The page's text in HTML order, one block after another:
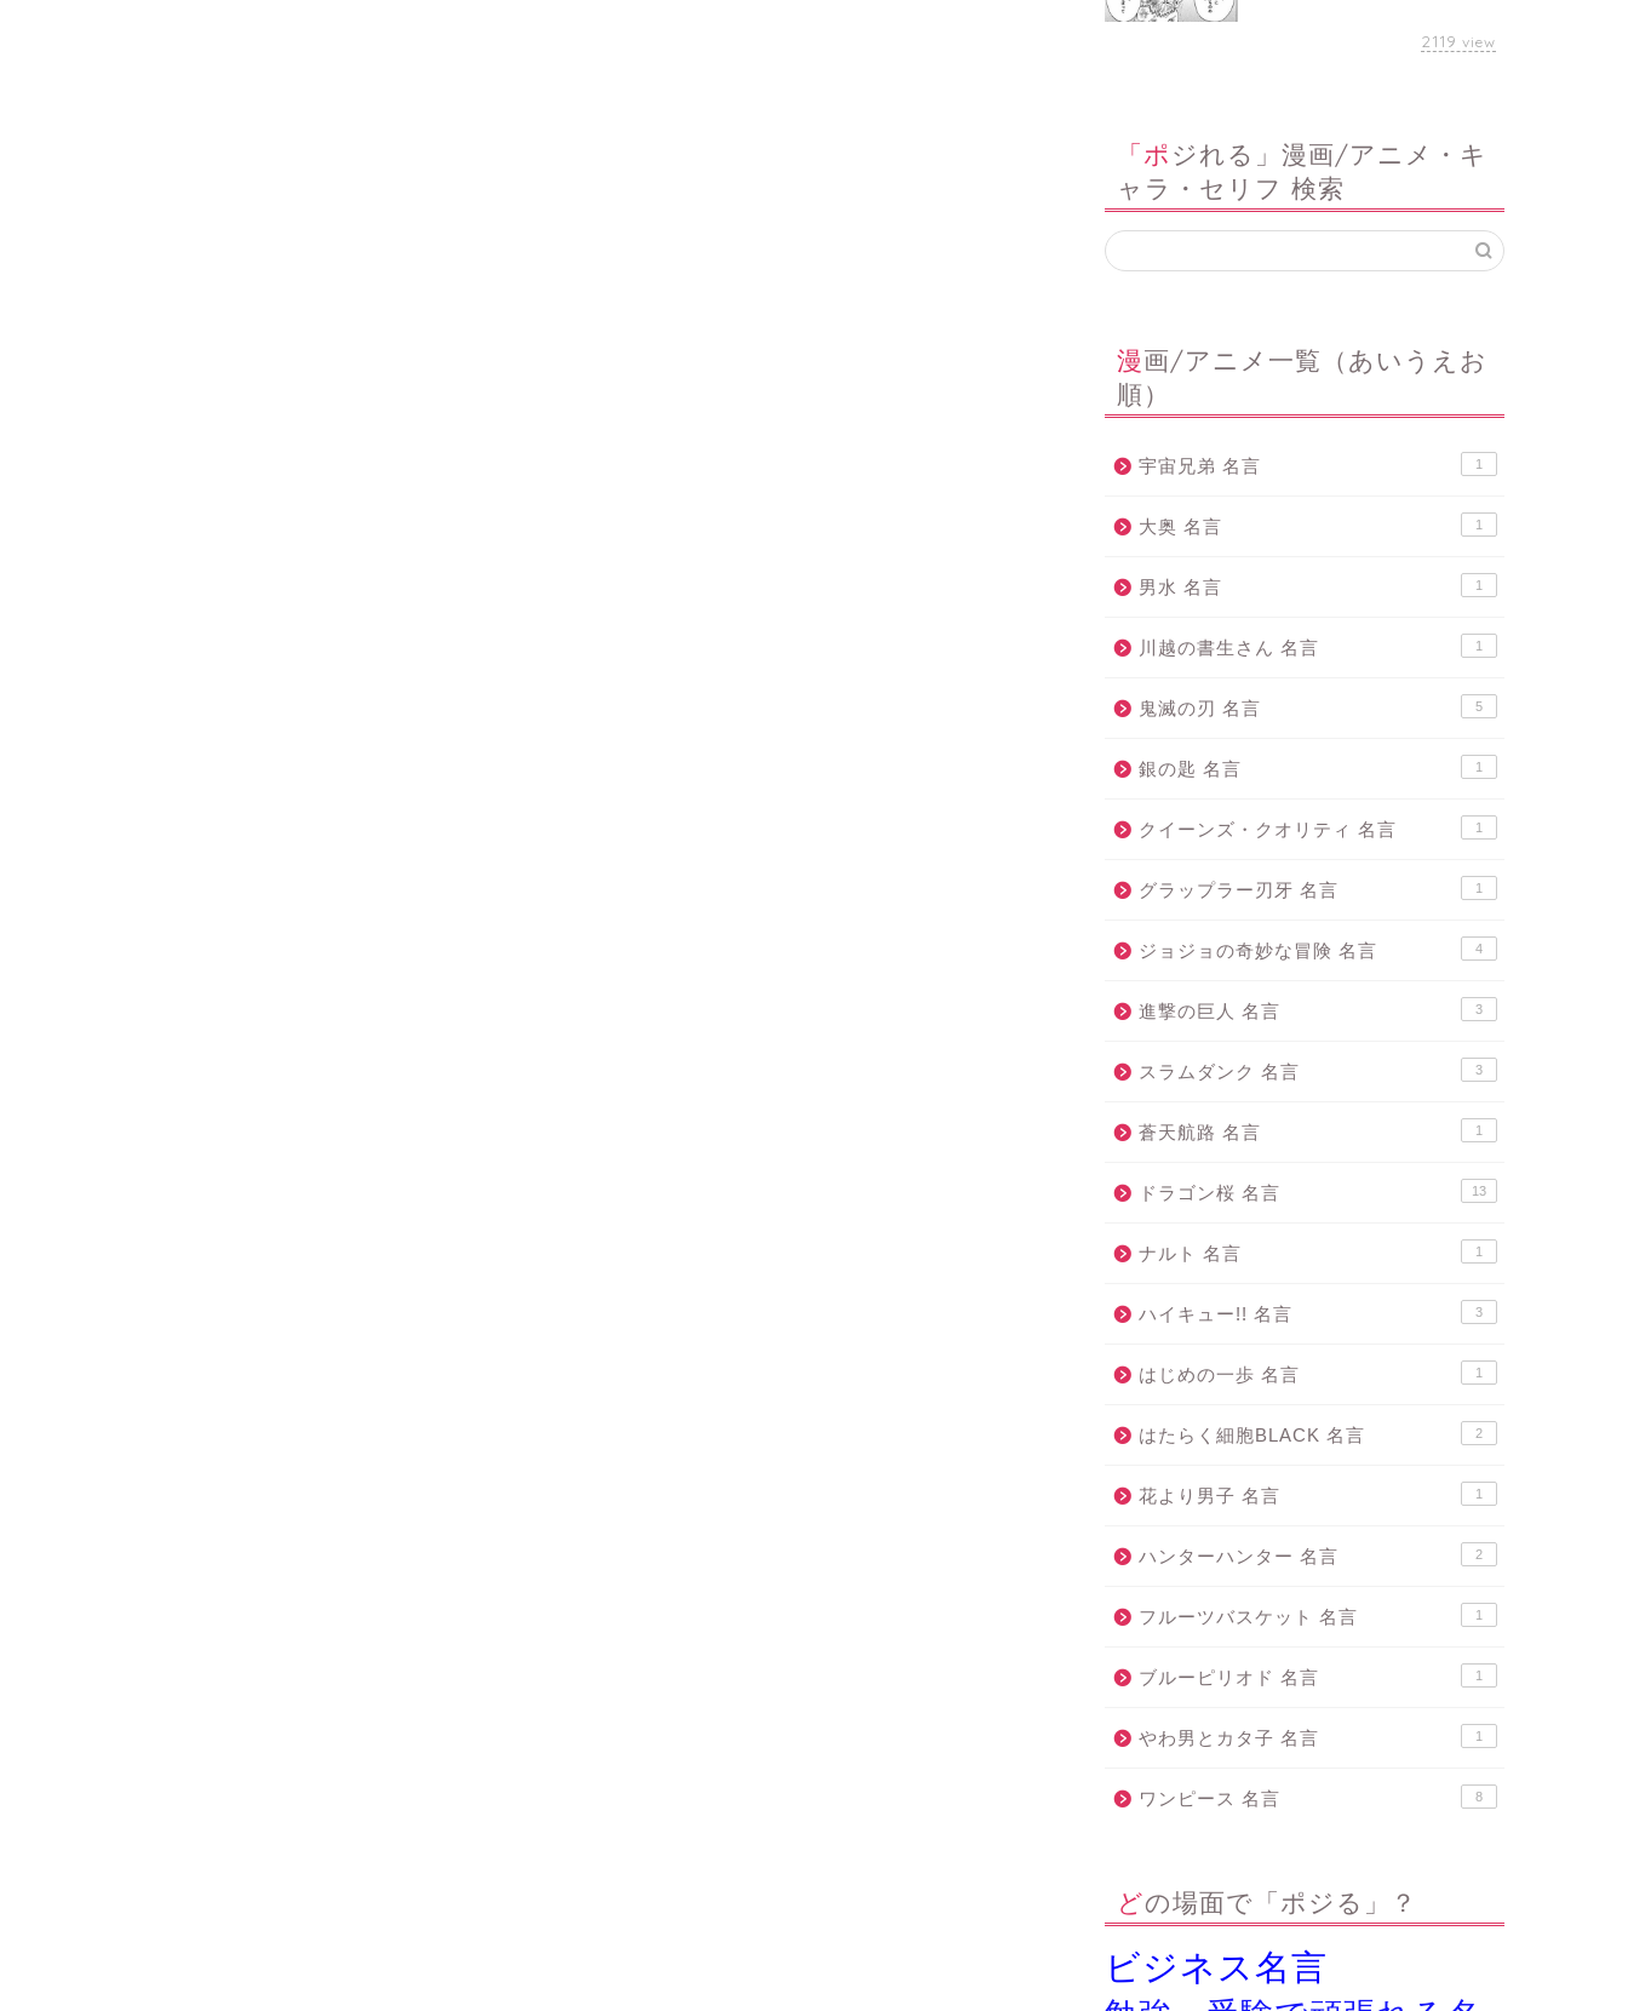
2119 view
「ポジれる」漫画/アニメ・キ
ャラ・セリフ 検索
漫画/アニメ一覧（あいうえお
順）
宇宙兄弟 名言 1
大奥 名言 1
男水 名言 1
川越の書生さん 名言 1
鬼滅の刃 名言 5
銀の匙 名言 1
クイーンズ・クオリティ 名言 1
グラップラー刃牙 名言 1
ジョジョの奇妙な冒険 名言 4
進撃の巨人 名言 3
スラムダンク 名言 3
蒼天航路 名言 1
ドラゴン桜 名言 13
ナルト 名言 1
ハイキュー!! 名言 3
はじめの一歩 名言 1
はたらく細胞BLACK 名言 2
花より男子 名言 1
ハンターハンター 名言 2
フルーツバスケット 名言 1
ブルーピリオド 名言 1
やわ男とカタ子 名言 1
ワンピース 名言 8
どの場面で「ポジる」？
ビジネス名言